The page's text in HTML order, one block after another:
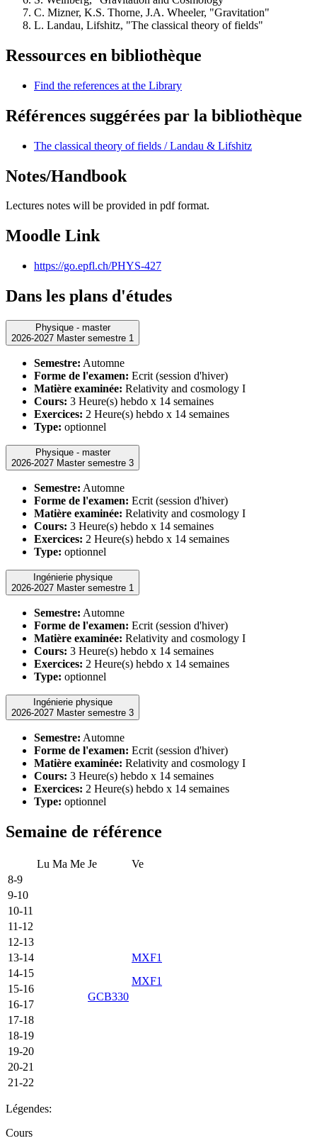
C. Mizner, K.S. Thorne, J.A. Wheeler, "Gravitation"
L. Landau, Lifshitz, "The classical theory of fields"
Ressources en bibliothèque
Find the references at the Library
Références suggérées par la bibliothèque
The classical theory of fields / Landau & Lifshitz
Notes/Handbook
Lectures notes will be provided in pdf format.
Moodle Link
https://go.epfl.ch/PHYS-427
Dans les plans d'études
Physique - master
2026-2027 Master semestre 1
Semestre: Automne
Forme de l'examen: Ecrit (session d'hiver)
Matière examinée: Relativity and cosmology I
Cours: 3 Heure(s) hebdo x 14 semaines
Exercices: 2 Heure(s) hebdo x 14 semaines
Type: optionnel
Physique - master
2026-2027 Master semestre 3
Semestre: Automne
Forme de l'examen: Ecrit (session d'hiver)
Matière examinée: Relativity and cosmology I
Cours: 3 Heure(s) hebdo x 14 semaines
Exercices: 2 Heure(s) hebdo x 14 semaines
Type: optionnel
Ingénierie physique
2026-2027 Master semestre 1
Semestre: Automne
Forme de l'examen: Ecrit (session d'hiver)
Matière examinée: Relativity and cosmology I
Cours: 3 Heure(s) hebdo x 14 semaines
Exercices: 2 Heure(s) hebdo x 14 semaines
Type: optionnel
Ingénierie physique
2026-2027 Master semestre 3
Semestre: Automne
Forme de l'examen: Ecrit (session d'hiver)
Matière examinée: Relativity and cosmology I
Cours: 3 Heure(s) hebdo x 14 semaines
Exercices: 2 Heure(s) hebdo x 14 semaines
Type: optionnel
Semaine de référence
Lu Ma Me Je
Ve
8-9
9-10
10-11
11-12
12-13
13-14
MXF1
14-15
MXF1
15-16
GCB330
16-17
17-18
18-19
19-20
20-21
21-22
Légendes:
Cours